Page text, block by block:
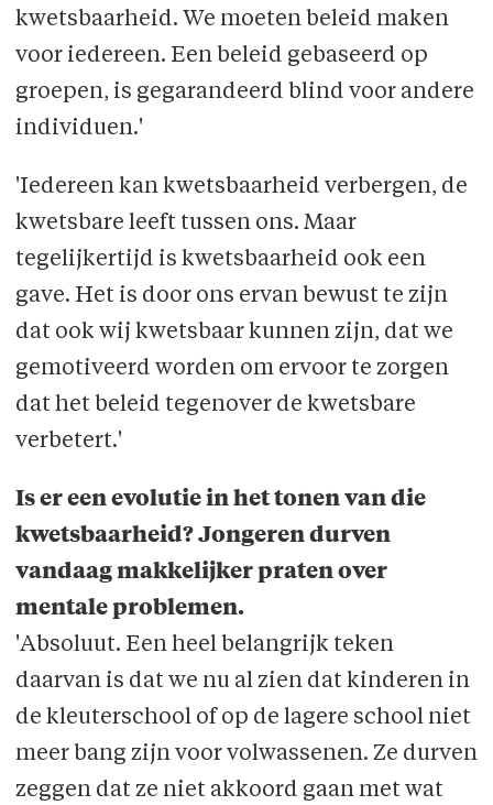
kwetsbaarheid. We moeten beleid maken
voor iedereen. Een beleid gebaseerd op
groepen, is gegarandeerd blind voor andere
individuen.'
'Iedereen kan kwetsbaarheid verbergen, de
kwetsbare leeft tussen ons. Maar
tegelijkertijd is kwetsbaarheid ook een
gave. Het is door ons ervan bewust te zijn
dat ook wij kwetsbaar kunnen zijn, dat we
gemotiveerd worden om ervoor te zorgen
dat het beleid tegenover de kwetsbare
verbetert.'
Is er een evolutie in het tonen van die
kwetsbaarheid? Jongeren durven
vandaag makkelijker praten over
mentale problemen.
'Absoluut. Een heel belangrijk teken
daarvan is dat we nu al zien dat kinderen in
de kleuterschool of op de lagere school niet
meer bang zijn voor volwassenen. Ze durven
zeggen dat ze niet akkoord gaan met wat